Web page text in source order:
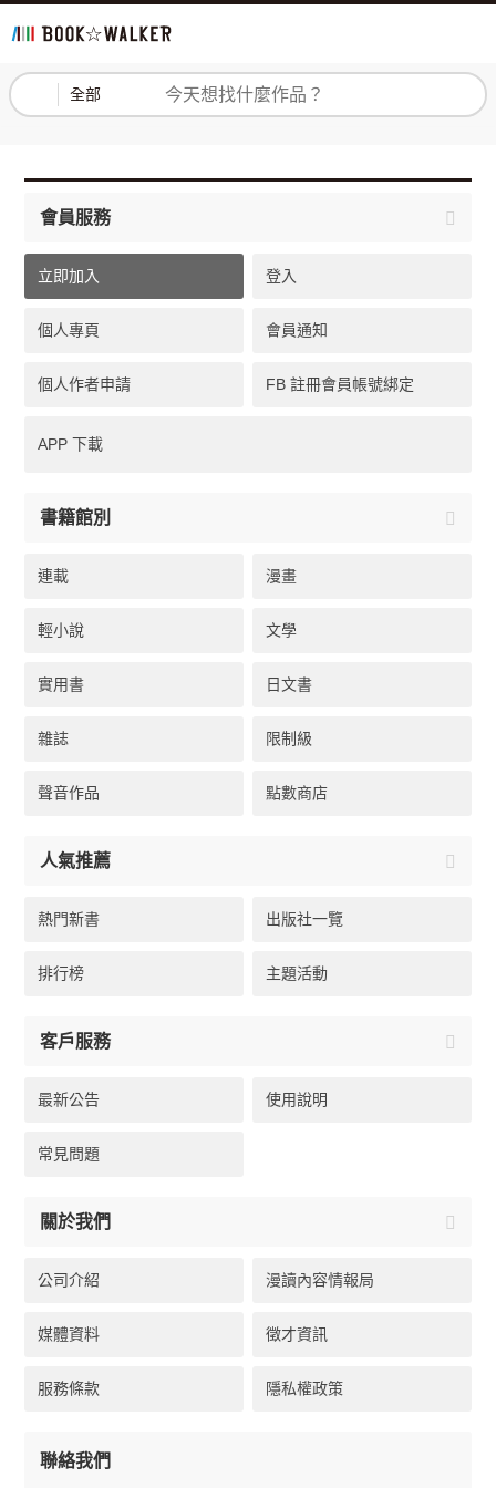
全部 登入 註冊
會員服務
立即加入 登入
個人專頁 會員通知
個人作者申請 FB 註冊會員帳號綁定
APP 下載
書籍館別
連載 漫畫
輕小說 文學
實用書 日文書
雜誌 限制級
聲音作品 點數商店
人氣推薦
熱門新書 出版社一覽
排行榜 主題活動
客戶服務
最新公告 使用說明
常見問題
關於我們
公司介紹 漫讀內容情報局
媒體資料 徵才資訊
服務條款 隱私權政策
聯絡我們